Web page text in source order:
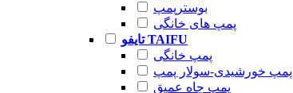
بوسترپمپ
پمپ های خانگی
تایفو TAIFU
پمپ خانگی
پمپ خورشیدی-سولار پمپ
پمپ چاه عمیق